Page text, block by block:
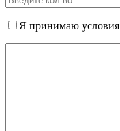
Я принимаю условия